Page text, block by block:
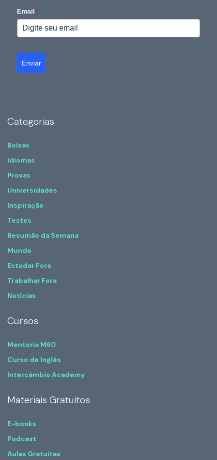
Email*
Enviar
Categorias
Bolsas
Idiomas
Provas
Universidades
Inspiração
Testes
Resumão da Semana
Mundo
Estudar Fora
Trabalhar Fora
Notícias
Cursos
Mentoria M60
Curso de Inglês
Intercâmbio Academy
Materiais Gratuitos
E-books
Podcast
Aulas Gratuitas